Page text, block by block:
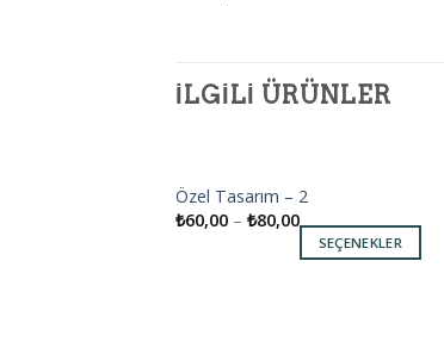
İLGILI ÜRÜNLER
wishlist
Özel Tasarım – 2
₺60,00– ₺80,00
SEÇENEKLER